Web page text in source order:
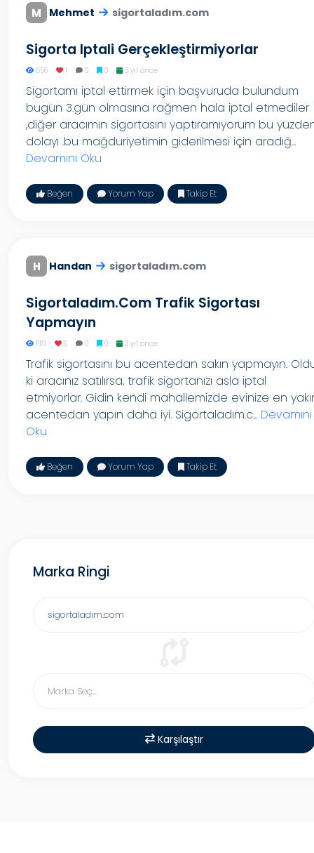
M Mehmet sigortaladım.com
Sigorta Iptali Gerçekleştirmiyorlar
856 1 0 0 3 yıl önce
Sigortamı iptal ettirmek için başvuruda bulundum
bugün 3.gün olmasına rağmen hala iptal etmediler
,diğer aracımın sigortasını yaptıramıyorum bu
dolayı .bu mağduriyetimin giderilmesi için aradığ...
Devamını Oku
Beğen Yorum Yap Takip Et
H Handan sigortaladım.com
Sigortaladım.com Trafik Sigortası
Yapmayın
1181 0 0 0 3 yıl önce
Trafik sigortasını bu acentedan sakın yapmayın.
ki aracınız satılırsa, trafik sigortanızı asla iptal
etmiyorlar. Gidin kendi mahallemizde evinize en
acentedan yapın daha iyi. Sigortaladım.c... Devamını
Oku
Beğen Yorum Yap Takip Et
Marka Ringi
Karşılaştır